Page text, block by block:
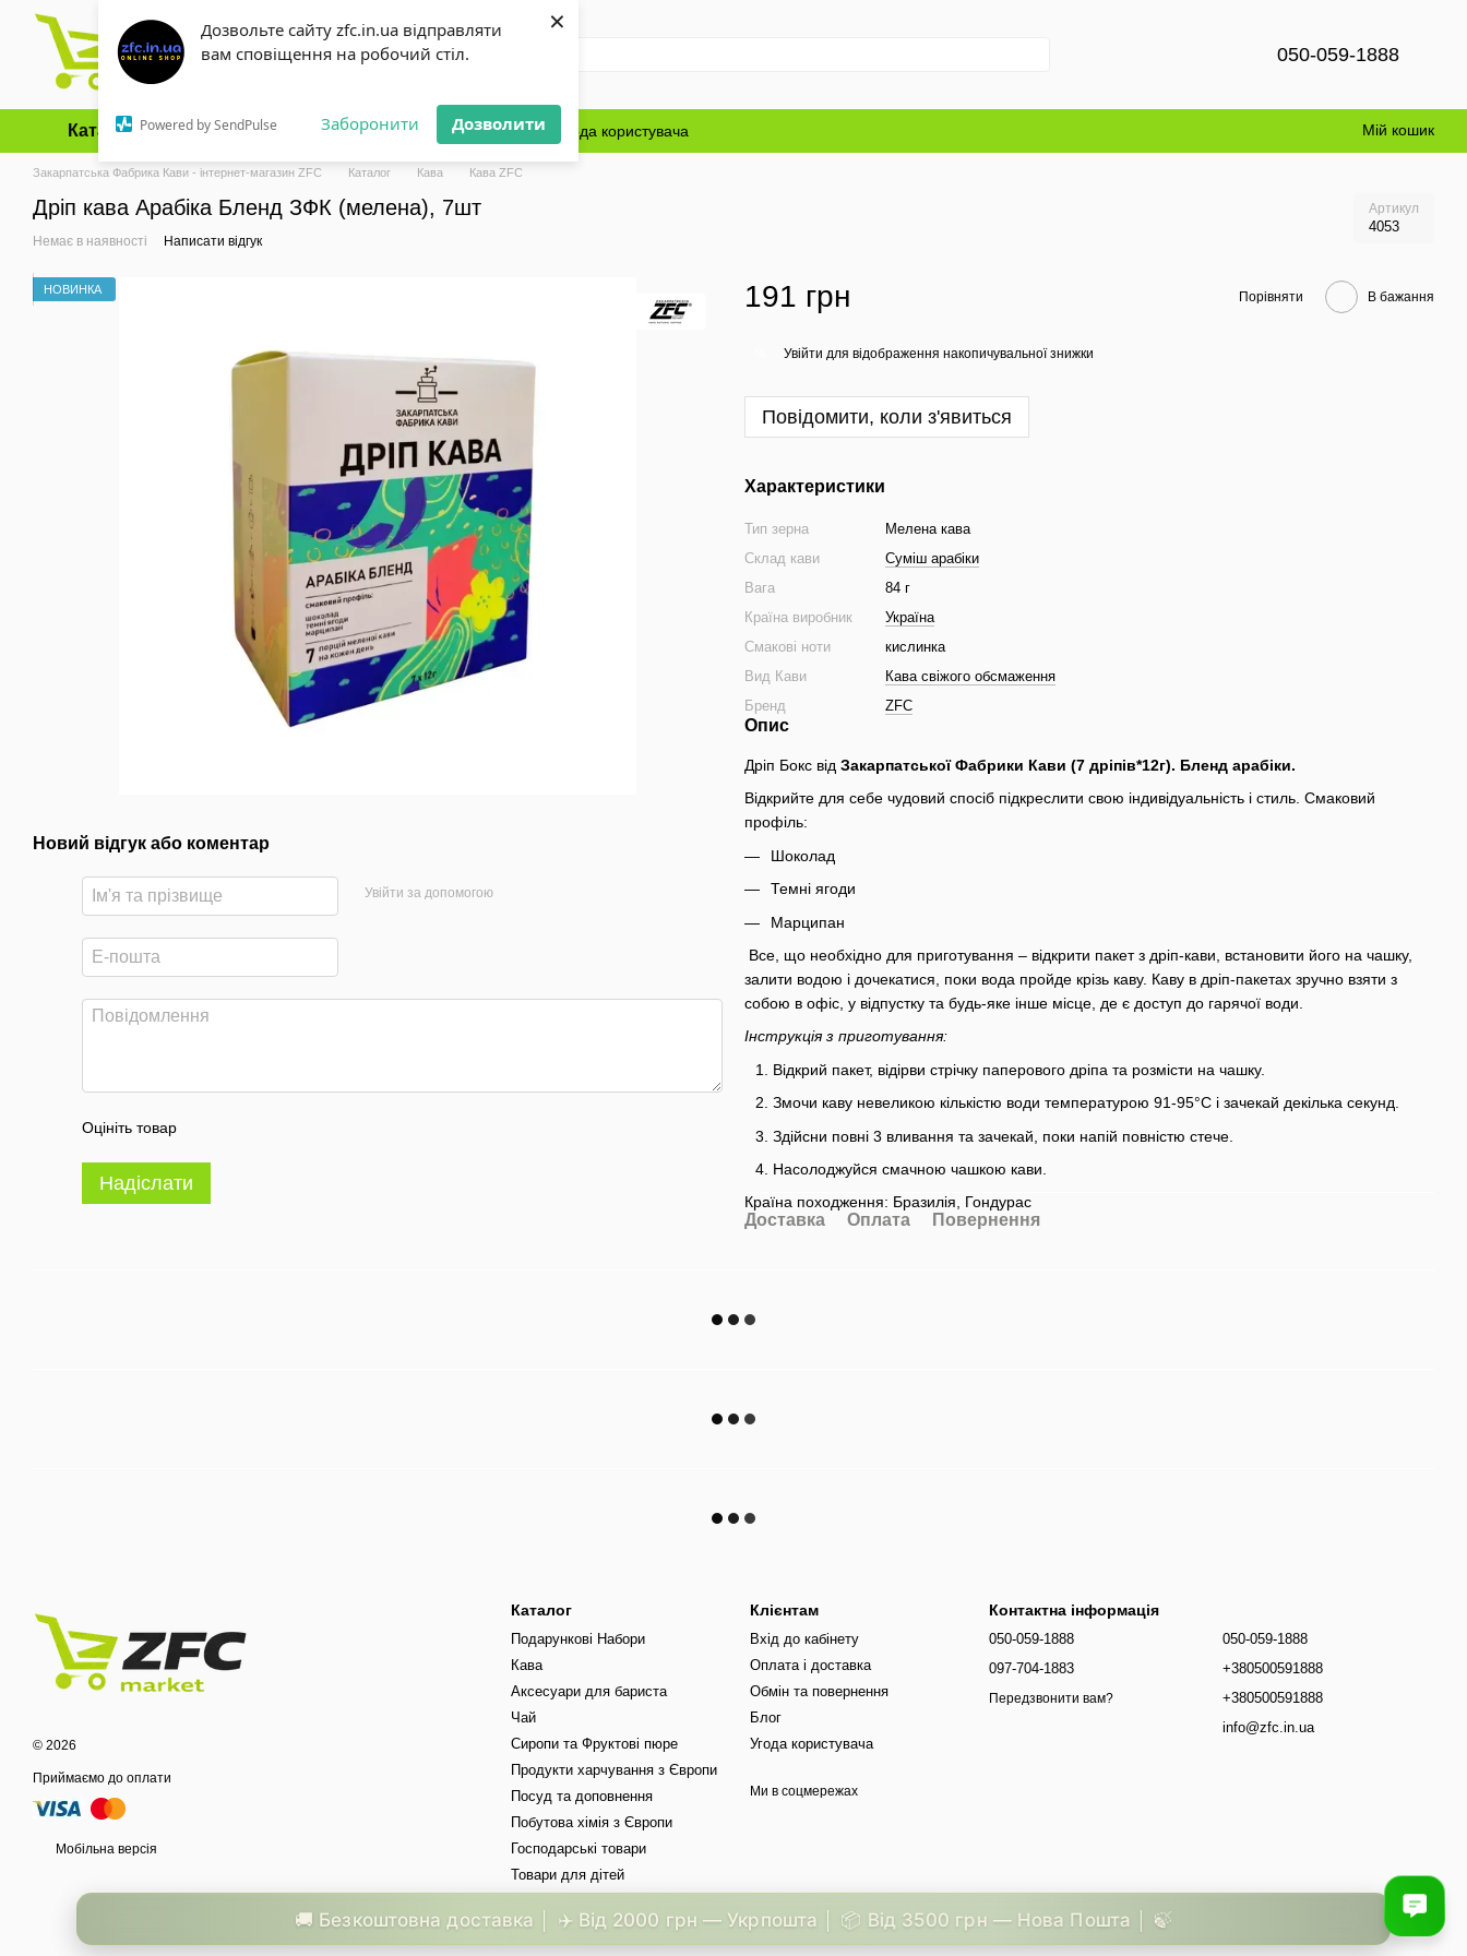
Дозвольте сайту zfc.in.ua відправляти
вам сповіщення на робочий стіл.
Powered by SendPulse Заборонити Дозволити
×
Перейти до основного контенту
050-059-1888
Каталог Оплата і доставка Обмін та повернення Блог Угода користувача Мій кошик
Закарпатська Фабрика Кави - інтернет-магазин ZFC Каталог Кава Кава ZFC
Дріп кава Арабіка Бленд ЗФК (мелена), 7шт Артикул
4053
Немає в наявності Написати відгук
НОВИНКА
Новий відгук або коментар
Увійти за допомогою
Оцініть товар
Надіслати
191 грн Порівняти В бажання
Увійти для відображення накопичувальної знижки
Повідомити, коли з'явиться
Характеристики
Тип зерна
Мелена кава
Склад кави
Суміш арабіки
Вага
84 г
Країна виробник
Україна
Смакові ноти
кислинка
Вид Кави
Кава свіжого обсмаження
Бренд
ZFC
Опис
Дріп Бокс від Закарпатської Фабрики Кави (7 дріпів*12г). Бленд арабіки.
Відкрийте для себе чудовий спосіб підкреслити свою індивідуальність і стиль. Смаковий
профіль:
Шоколад
Темні ягоди
Марципан
Все, що необхідно для приготування – відкрити пакет з дріп-кави, встановити його на чашку,
залити водою і дочекатися, поки вода пройде крізь каву. Каву в дріп-пакетах зручно взяти з
собою в офіс, у відпустку та будь-яке інше місце, де є доступ до гарячої води.
Інструкція з приготування:
Відкрий пакет, відірви стрічку паперового дріпа та розмісти на чашку.
Змочи каву невеликою кількістю води температурою 91-95°С і зачекай декілька секунд.
Здійсни повні 3 вливання та зачекай, поки напій повністю стече.
Насолоджуйся смачною чашкою кави.
Країна походження: Бразилія, Гондурас
Доставка Оплата Повернення
© 2026
Приймаємо до оплати
Мобільна версія
Каталог
Подарункові Набори
Кава
Аксесуари для бариста
Чай
Сиропи та Фруктові пюре
Продукти харчування з Європи
Посуд та доповнення
Побутова хімія з Європи
Господарські товари
Товари для дітей
Клієнтам
Вхід до кабінету
Оплата і доставка
Обмін та повернення
Блог
Угода користувача
Ми в соцмережах
Контактна інформація
050-059-1888
097-704-1883
Передзвонити вам?
050-059-1888
+380500591888
+380500591888
info@zfc.in.ua